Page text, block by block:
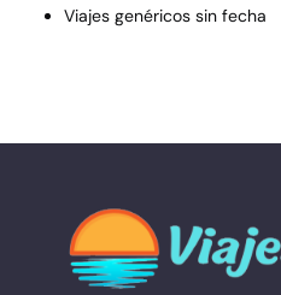
Viajes genéricos sin fecha